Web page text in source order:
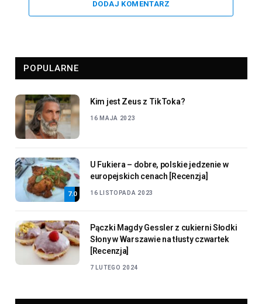
DODAJ KOMENTARZ
POPULARNE
Kim jest Zeus z TikToka?
16 MAJA 2023
7.0
U Fukiera – dobre, polskie jedzenie w
europejskich cenach [Recenzja]
16 LISTOPADA 2023
Pączki Magdy Gessler z cukierni Słodki
Słony w Warszawie na tłusty czwartek
[Recenzja]
7 LUTEGO 2024